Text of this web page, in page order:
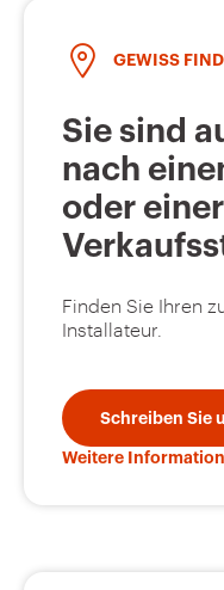
GEWISS
Sie sind
nach
oder einer
Finden Sie Ihren
Installateur.
Schreiben Sie
Weitere